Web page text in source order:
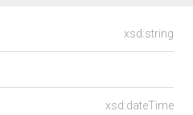
xsd:string
xsd:dateTime